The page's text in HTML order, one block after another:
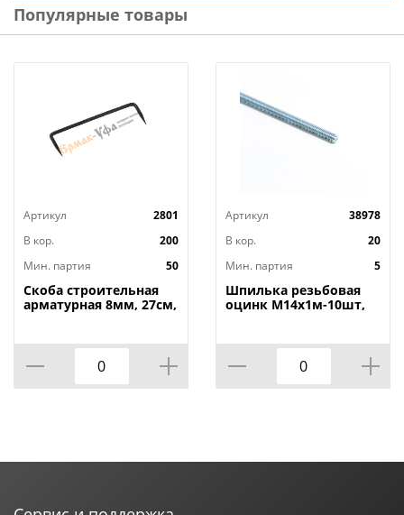
Популярные товары
Артикул
2801
В кор.
200
Мин. партия
50
Скоба строительная
арматурная 8мм, 27см,
Артикул
38978
В кор.
20
Мин. партия
5
Шпилька резьбовая
оцинк М14х1м-10шт,